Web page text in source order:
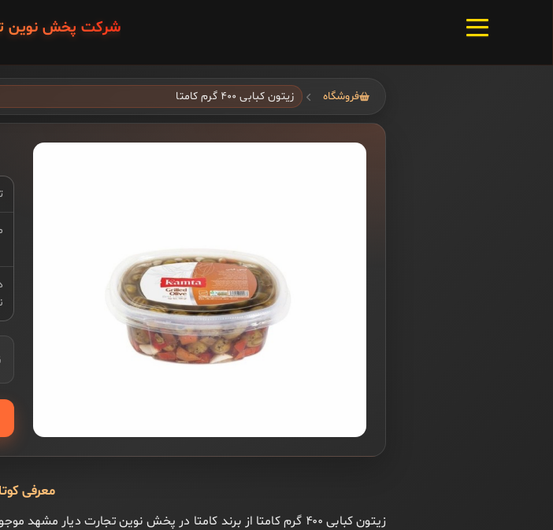
شرکت پخش نوین
فروشگاه زیتون کبابی ۴۰۰ گرم کامتا
معرفی
زیتون کبابی ۴۰۰ گرم کامتا از برند کامتا در پخش نوین تجارت